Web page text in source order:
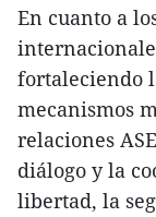
En cuanto a
fortaleciendo
mecanismos
relaciones
diálogo y la
libertad, la